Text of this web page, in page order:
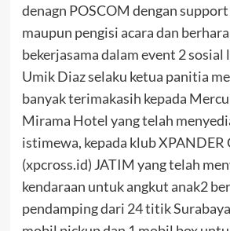
denagn POSCOM dengan
maupun pengisi acara dan
bekerjasama dalam event 2 sosial
Umik Diaz selaku ketua panitia
banyak terimakasih kepada
Mirama Hotel yang telah
istimewa, kepada klub XPANDER
(xpcross.id) JATIM yang telah
kendaraan untuk angkut anak2
pendamping dari 24 titik